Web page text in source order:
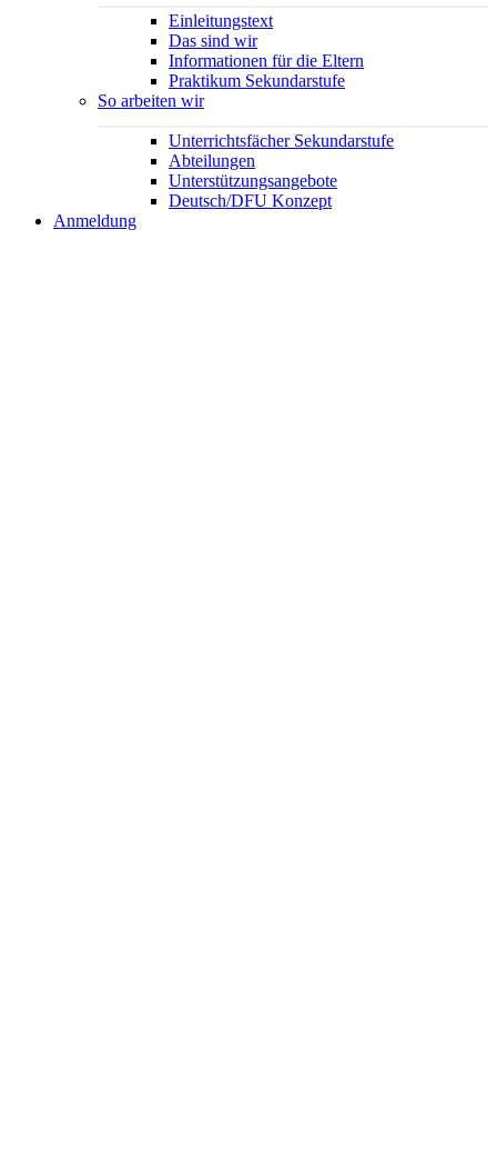
Einleitungstext
Das sind wir
Informationen für die Eltern
Praktikum Sekundarstufe
So arbeiten wir
Unterrichtsfächer Sekundarstufe
Abteilungen
Unterstützungsangebote
Deutsch/DFU Konzept
Anmeldung